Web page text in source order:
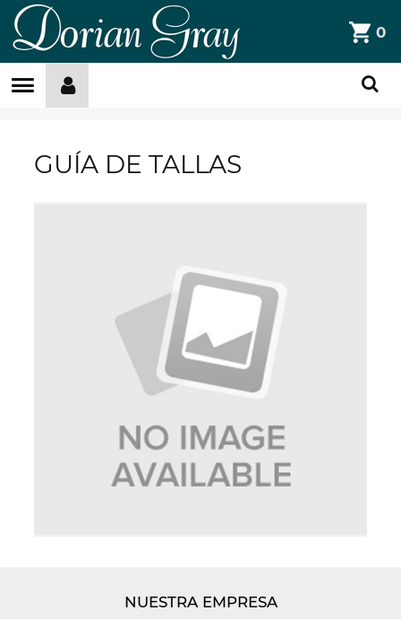
DorianGray
0
Filtros »
GUÍA DE TALLAS
NUESTRA EMPRESA